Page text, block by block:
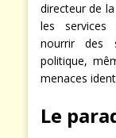
directeur de
les services
nourrir des
politique,
menaces
Le